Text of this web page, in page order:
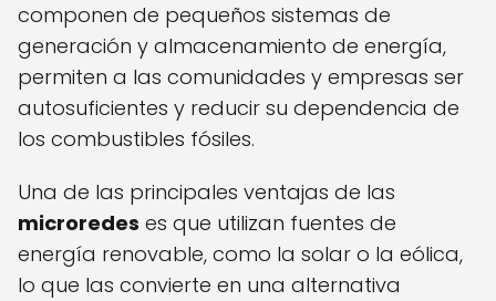
componen de pequeños sistemas de
generación y almacenamiento de energía,
permiten a las comunidades y empresas ser
autosuficientes y reducir su dependencia de
los combustibles fósiles.
Una de las principales ventajas de las
microredes es que utilizan fuentes de
energía renovable, como la solar o la eólica,
lo que las convierte en una alternativa